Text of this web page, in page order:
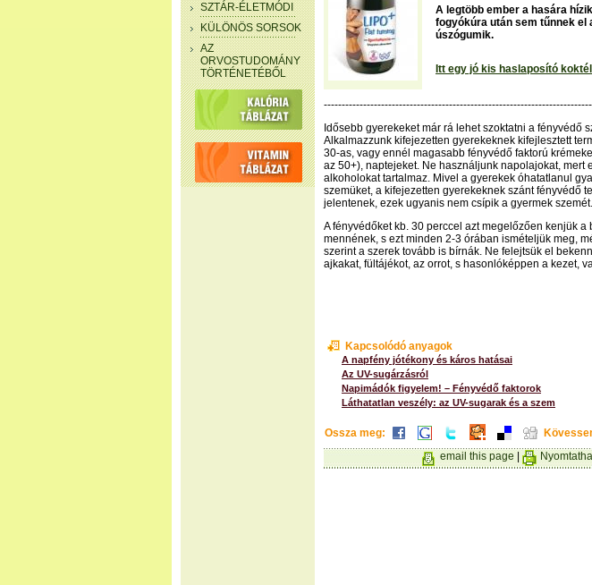
SZTÁR-ÉLETMÓDI
KÜLÖNÖS SORSOK
AZ
ORVOSTUDOMÁNY
TÖRTÉNETÉBŐL
A legtöbb ember a hasára
fogyókúra után sem tűnnek el
úszógumik.
Itt egy jó kis haslaposító
Idősebb gyerekeket már rá lehet szoktatni a fényvédő
Alkalmazzunk kifejezetten gyerekeknek kifejlesztett
30-as, vagy ennél magasabb fényvédő faktorú
az 50+), naptejeket. Ne használjunk napolajokat, mert
alkoholokat tartalmaz. Mivel a gyerekek óhatatlanul
szemüket, a kifejezetten gyerekeknek szánt fényvédő
jelentenek, ezek ugyanis nem csípik a gyermek szemét.
A fényvédőket kb. 30 perccel azt megelőzően kenjük a
mennének, s ezt minden 2-3 órában ismételjük meg,
szerint a szerek tovább is bírnák. Ne felejtsük el
ajkakat, fültájékot, az orrot, s hasonlóképpen a kezet,
Kapcsolódó anyagok
A napfény jótékony és káros hatásai
Az UV-sugárzásról
Napimádók figyelem! – Fényvédő faktorok
Láthatatlan veszély: az UV-sugarak és a szem
Ossza meg:
email this page|